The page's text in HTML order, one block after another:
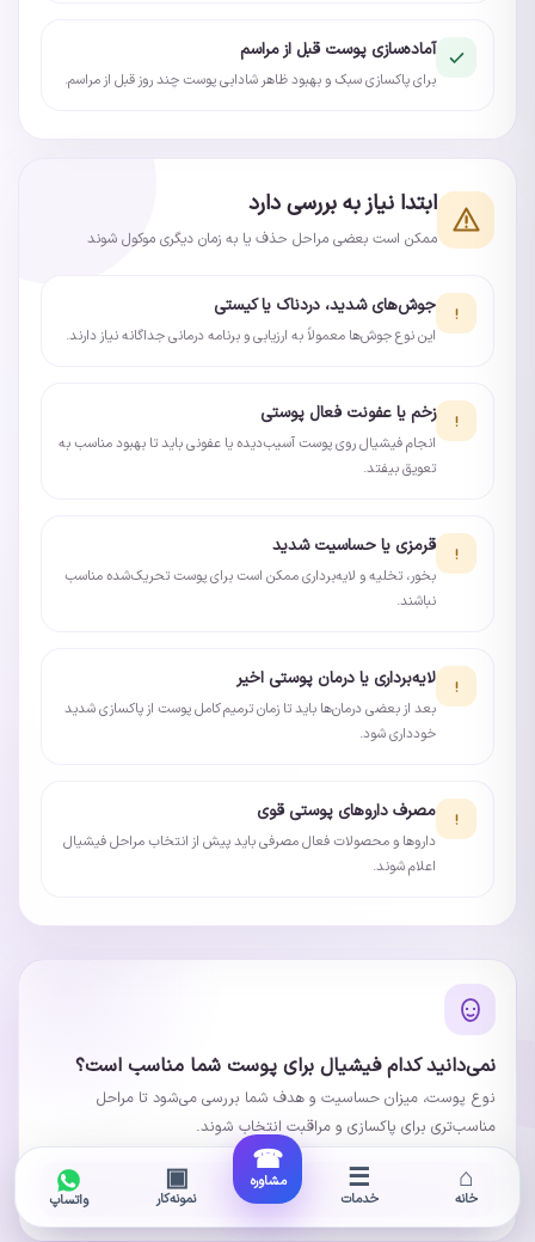
آماده‌سازی پوست قبل از مراسم
برای پاکسازی سبک و بهبود ظاهر شادابی پوست چند روز قبل از مراسم.
ابتدا نیاز به بررسی دارد
ممکن است بعضی مراحل حذف یا به زمان دیگری موکول شوند
جوش‌های شدید، دردناک یا کیستی
این نوع جوش‌ها معمولاً به ارزیابی و برنامه درمانی جداگانه نیاز دارند.
زخم یا عفونت فعال پوستی
انجام فیشیال روی پوست آسیب‌دیده یا عفونی باید تا بهبود مناسب به
تعویق بیفتد.
قرمزی یا حساسیت شدید
بخور، تخلیه و لایه‌برداری ممکن است برای پوست تحریک‌شده مناسب
نباشند.
لایه‌برداری یا درمان پوستی اخیر
بعد از بعضی درمان‌ها باید تا زمان ترمیم کامل پوست از پاکسازی شدید
خودداری شود.
مصرف داروهای پوستی قوی
داروها و محصولات فعال مصرفی باید پیش از انتخاب مراحل فیشیال
اعلام شوند.
نمی‌دانید کدام فیشیال برای پوست شما مناسب است؟
نوع پوست، میزان حساسیت و هدف شما بررسی می‌شود تا مراحل
مناسب‌تری برای پاکسازی و مراقبت انتخاب شوند.
مشاوره در واتساپ ⌂
خانه
☰
خدمات
☎
مشاوره ▣
نمونه‌کار واتساپ